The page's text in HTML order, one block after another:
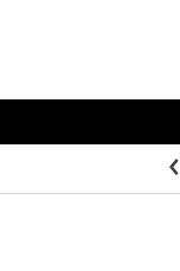
PARTITIONS
POUR